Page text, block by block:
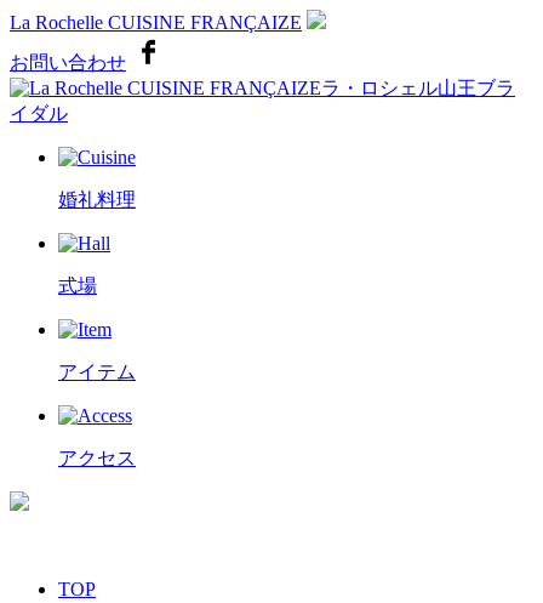
La Rochelle CUISINE FRANÇAIZE
お問い合わせ
ラ・ロシェル山王ブラ
イダル
婚礼料理
式場
アイテム
アクセス
TOP